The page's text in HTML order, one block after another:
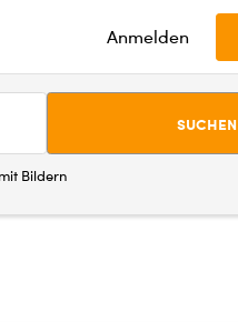
Anmelden
SUCHEN
Bildern